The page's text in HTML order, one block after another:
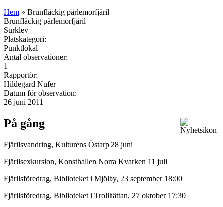
Hem » Brunfläckig pärlemorfjäril
Brunfläckig pärlemorfjäril
Surklev
Platskategori:
Punktlokal
Antal observationer:
1
Rapportör:
Hildegard Nufer
Datum för observation:
26 juni 2011
På gång
Fjärilsvandring, Kulturens Östarp 28 juni
Fjärilsexkursion, Konsthallen Norra Kvarken 11 juli
Fjärilsföredrag, Biblioteket i Mjölby, 23 september 18:00
Fjärilsföredrag, Biblioteket i Trollhättan, 27 oktober 17:30